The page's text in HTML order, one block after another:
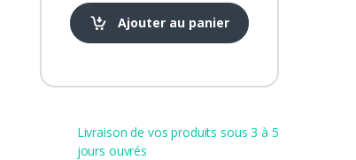
Ajouter au panier
Livraison de vos produits sous 3 à 5
jours ouvrés